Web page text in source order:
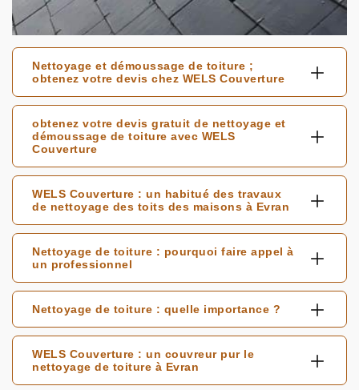
Nettoyage et démoussage de toiture ;
obtenez votre devis chez WELS Couverture
obtenez votre devis gratuit de nettoyage et
démoussage de toiture avec WELS
Couverture
WELS Couverture : un habitué des travaux
de nettoyage des toits des maisons à Evran
Nettoyage de toiture : pourquoi faire appel à
un professionnel
Nettoyage de toiture : quelle importance ?
WELS Couverture : un couvreur pur le
nettoyage de toiture à Evran